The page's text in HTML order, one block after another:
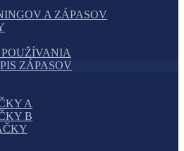
A ZÁPASOV
ZÁPASOV
A
B